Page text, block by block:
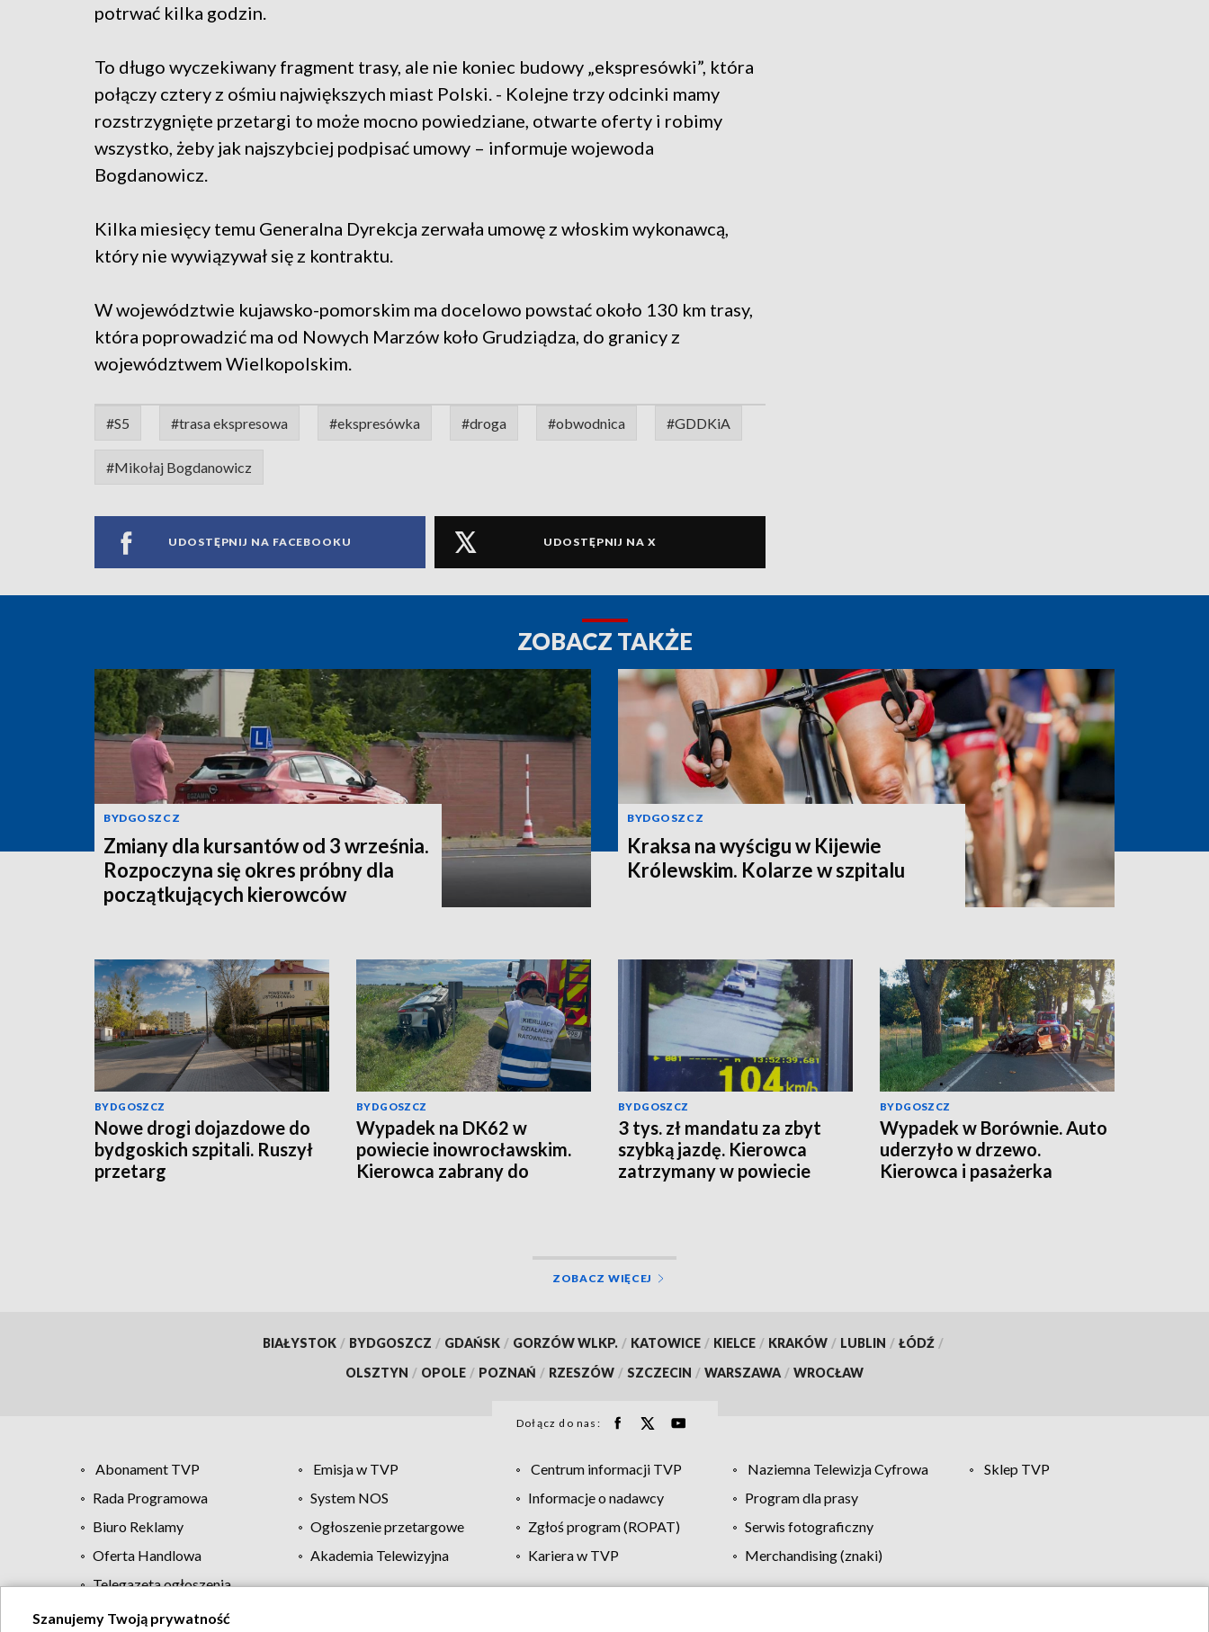
potrwać kilka godzin.
To długo wyczekiwany fragment trasy, ale nie koniec budowy „ekspresówki”, która
połączy cztery z ośmiu największych miast Polski. - Kolejne trzy odcinki mamy
rozstrzygnięte przetargi to może mocno powiedziane, otwarte oferty i robimy
wszystko, żeby jak najszybciej podpisać umowy – informuje wojewoda
Bogdanowicz.
Kilka miesięcy temu Generalna Dyrekcja zerwała umowę z włoskim wykonawcą,
który nie wywiązywał się z kontraktu.
W województwie kujawsko-pomorskim ma docelowo powstać około 130 km trasy,
która poprowadzić ma od Nowych Marzów koło Grudziądza, do granicy z
województwem Wielkopolskim.
#S5 #trasa ekspresowa #ekspresówka #droga #obwodnica #GDDKiA
#Mikołaj Bogdanowicz
UDOSTĘPNIJ NA FACEBOOKU UDOSTĘPNIJ NA X
ZOBACZ TAKŻE
BYDGOSZCZ
Zmiany dla kursantów od 3 września.
Rozpoczyna się okres próbny dla
początkujących kierowców
BYDGOSZCZ
Kraksa na wyścigu w Kijewie
Królewskim. Kolarze w szpitalu
BYDGOSZCZ
Nowe drogi dojazdowe do
bydgoskich szpitali. Ruszył
przetarg
BYDGOSZCZ
Wypadek na DK62 w
powiecie inowrocławskim.
Kierowca zabrany do
BYDGOSZCZ
3 tys. zł mandatu za zbyt
szybką jazdę. Kierowca
zatrzymany w powiecie
BYDGOSZCZ
Wypadek w Borównie. Auto
uderzyło w drzewo.
Kierowca i pasażerka
ZOBACZ WIĘCEJ
BIAŁYSTOK / BYDGOSZCZ / GDAŃSK / GORZÓW WLKP. / KATOWICE / KIELCE / KRAKÓW / LUBLIN / ŁÓDŹ /
OLSZTYN / OPOLE / POZNAŃ / RZESZÓW / SZCZECIN / WARSZAWA / WROCŁAW
Dołącz do nas:
Abonament TVP Emisja w TVP Centrum informacji TVP Naziemna Telewizja Cyfrowa
Sklep TVP
Rada Programowa
System NOS Informacje o nadawcy
Program dla prasy
Biuro Reklamy
Ogłoszenie przetargowe Zgłoś program (ROPAT)
Serwis fotograficzny
Oferta Handlowa
Akademia Telewizyjna Kariera w TVP
Merchandising (znaki)
Telegazeta ogłoszenia
Szanujemy Twoją prywatność